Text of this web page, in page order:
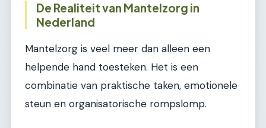
De Realiteit van Mantelzorg in
Nederland
Mantelzorg is veel meer dan alleen een
helpende hand toesteken. Het is een
combinatie van praktische taken, emotionele
steun en organisatorische rompslomp.